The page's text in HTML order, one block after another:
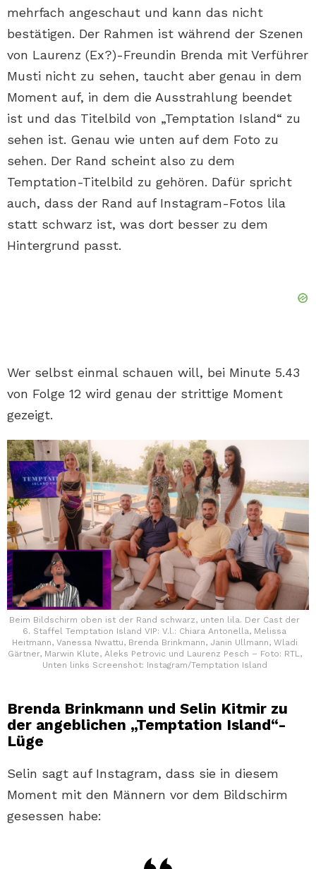
mehrfach angeschaut und kann das nicht
bestätigen. Der Rahmen ist während der Szenen
von Laurenz (Ex?)-Freundin Brenda mit Verführer
Musti nicht zu sehen, taucht aber genau in dem
Moment auf, in dem die Ausstrahlung beendet
ist und das Titelbild von „Temptation Island“ zu
sehen ist. Genau wie unten auf dem Foto zu
sehen. Der Rand scheint also zu dem
Temptation-Titelbild zu gehören. Dafür spricht
auch, dass der Rand auf Instagram-Fotos lila
statt schwarz ist, was dort besser zu dem
Hintergrund passt.
Wer selbst einmal schauen will, bei Minute 5.43
von Folge 12 wird genau der strittige Moment
gezeigt.
Beim Bildschirm oben ist der Rand schwarz, unten lila. Der Cast der
6. Staffel Temptation Island VIP: V.l.: Chiara Antonella, Melissa
Heitmann, Vanessa Nwattu, Brenda Brinkmann, Janin Ullmann, Wladi
Gärtner, Marwin Klute, Aleks Petrovic und Laurenz Pesch – Foto: RTL,
Unten links Screenshot: Instagram/Temptation Island
Brenda Brinkmann und Selin Kitmir zu
der angeblichen „Temptation Island“-
Lüge
Selin sagt auf Instagram, dass sie in diesem
Moment mit den Männern vor dem Bildschirm
gesessen habe: